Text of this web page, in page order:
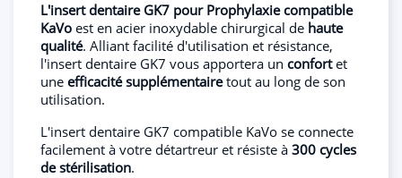
L'insert dentaire GK7 pour Prophylaxie compatible
KaVo est en acier inoxydable chirurgical de haute
qualité. Alliant facilité d'utilisation et résistance,
l'insert dentaire GK7 vous apportera un confortet
une efficacité supplémentairetout au long de son
utilisation.
L'insert dentaire GK7 compatible KaVo se connecte
facilement à votre détartreur et résiste à 300 cycles
de stérilisation.